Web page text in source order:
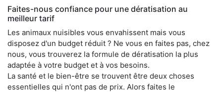
Faites-nous confiance pour une dératisation au
meilleur tarif
Les animaux nuisibles vous envahissent mais vous
disposez d'un budget réduit ? Ne vous en faites pas, chez
nous, vous trouverez la formule de dératisation la plus
adaptée à votre budget et à vos besoins.
La santé et le bien-être se trouvent être deux choses
essentielles qui n'ont pas de prix. Alors faites le